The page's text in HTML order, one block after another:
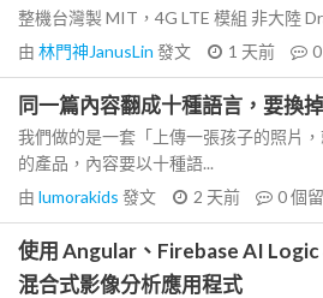
整機台灣製 MIT，4G LTE 模組 非大陸
由 林門神JanusLin 發文 1 天前 0
同一篇內容翻成十種語言，要換
我們做的是一套「上傳一張孩子的照片，
的產品，內容要以十種語...
由 lumorakids 發文 2 天前 0個
使用 Angular、Firebase AI Logic
混合式影像分析應用程式